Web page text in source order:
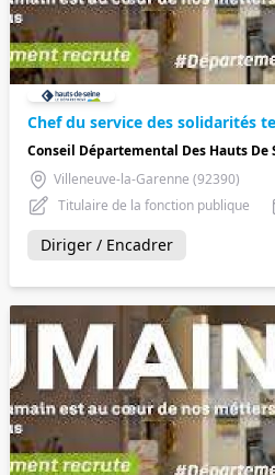
Chef du service des solidarités
Conseil Départemental Des Hauts De
Villeneuve-la-Garenne (92390)
Titulaire de la fonction publique
Diriger / Encadrer